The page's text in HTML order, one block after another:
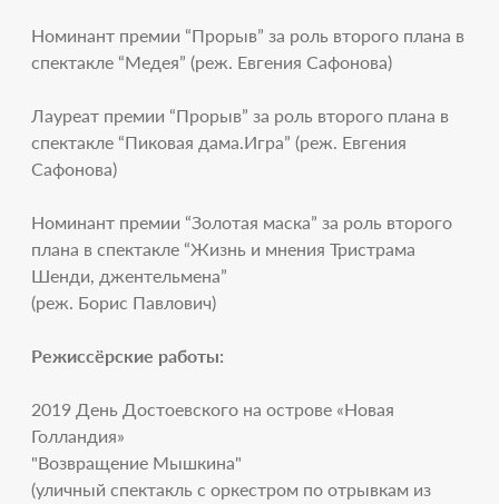
Номинант премии “Прорыв” за роль второго плана в
спектакле “Медея” (реж. Евгения Сафонова)
Лауреат премии “Прорыв” за роль второго плана в
спектакле “Пиковая дама.Игра” (реж. Евгения
Сафонова)
Номинант премии “Золотая маска” за роль второго
плана в спектакле “Жизнь и мнения Тристрама
Шенди, джентельмена”
(реж. Борис Павлович)
Режиссёрские работы:
2019 День Достоевского на острове «Новая
Голландия»
"Возвращение Мышкина"
(уличный спектакль с оркестром по отрывкам из